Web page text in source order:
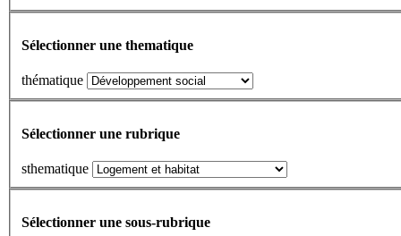
Sélectionner une thematique
thématique
Sélectionner une rubrique
sthematique
Sélectionner une sous-rubrique